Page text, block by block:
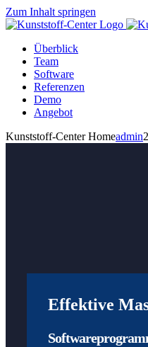
Zum Inhalt springen
Überblick
Team
Software
Referenzen
Demo
Angebot
Kunststoff-Center Homeadmin
Effektive